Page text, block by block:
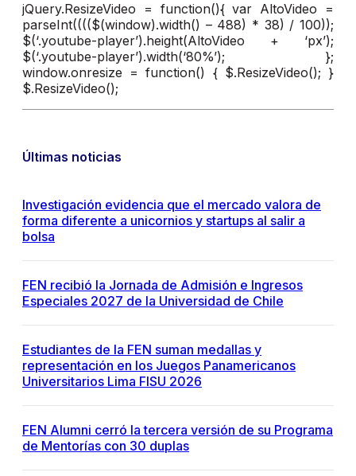
jQuery.ResizeVideo = function(){ var AltoVideo =
parseInt(((($(window).width() – 488) * 38) / 100));
$(‘.youtube-player’).height(AltoVideo + ‘px’);
$(‘.youtube-player’).width(‘80%’); };
window.onresize = function() { $.ResizeVideo(); }
$.ResizeVideo();
Últimas noticias
Investigación evidencia que el mercado valora de
forma diferente a unicornios y startups al salir a
bolsa
FEN recibió la Jornada de Admisión e Ingresos
Especiales 2027 de la Universidad de Chile
Estudiantes de la FEN suman medallas y
representación en los Juegos Panamericanos
Universitarios Lima FISU 2026
FEN Alumni cerró la tercera versión de su Programa
de Mentorías con 30 duplas